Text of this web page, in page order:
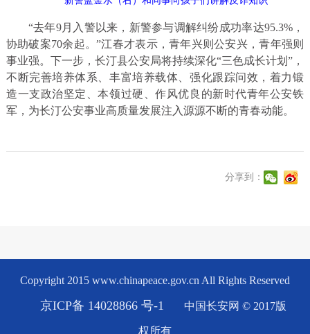
“去年9月入警以来，新警参与调解纠纷成功率达95.3%，
协助破案70余起。”江春才表示，青年兴则公安兴，青年强则
事业强。下一步，长汀县公安局将持续深化“三色成长计划”，
不断完善培养体系、丰富培养载体、强化跟踪问效，着力锻
造一支政治坚定、本领过硬、作风优良的新时代青年公安铁
军，为长汀公安事业高质量发展注入源源不断的青春动能。
分享到：
Copyright 2015 www.chinapeace.gov.cn All Rights Reserved
京ICP备 14028866 号-1 中国长安网 © 2017版
权所有